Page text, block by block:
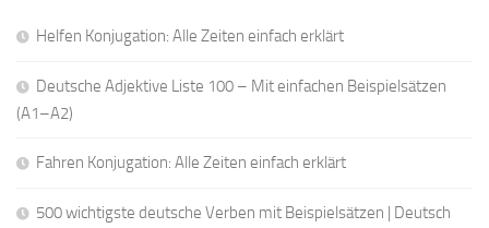
Helfen Konjugation: Alle Zeiten einfach erklärt
Deutsche Adjektive Liste 100 – Mit einfachen Beispielsätzen
(A1–A2)
Fahren Konjugation: Alle Zeiten einfach erklärt
500 wichtigste deutsche Verben mit Beispielsätzen | Deutsch